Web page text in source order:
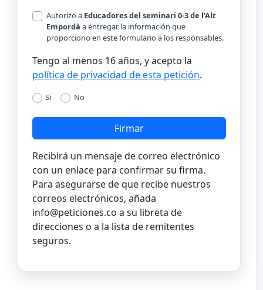
Autorizo a Educadores del seminari 0-3 de l'Alt
Empordà a entregar la información que
proporciono en este formulario a los responsables.
Tengo al menos 16 años, y acepto la
política de privacidad de esta petición.
Si No
Firmar
Recibirá un mensaje de correo electrónico
con un enlace para confirmar su firma.
Para asegurarse de que recibe nuestros
correos electrónicos, añada
info@peticiones.co a su libreta de
direcciones o a la lista de remitentes
seguros.